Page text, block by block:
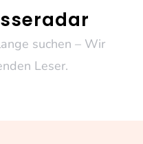
suchen – Wir
Leser.